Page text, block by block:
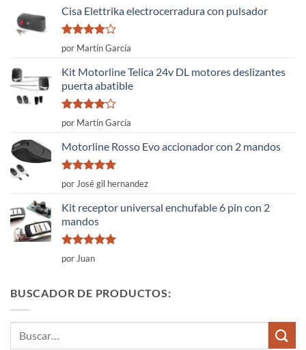
Cisa Elettrika electrocerradura con pulsador
Valorado
con
5
por Martín García
Kit Motorline Telica 24v DL motores deslizantes
puerta abatible
Valorado
con
5
por Martín García
Motorline Rosso Evo accionador con 2 mandos
Valorado
con
de 5
por José gil hernandez
Kit receptor universal enchufable 6 pin con 2
mandos
Valorado
con
por Juan
BUSCADOR DE PRODUCTOS: